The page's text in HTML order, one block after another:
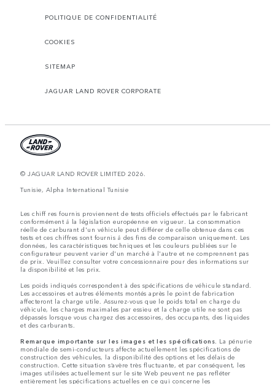
POLITIQUE DE CONFIDENTIALITÉ
COOKIES
SITEMAP
JAGUAR LAND ROVER CORPORATE
© JAGUAR LAND ROVER LIMITED 2026.
Tunisie, Alpha International Tunisie
Les chiff res fournis proviennent de tests officiels effectués par le fabricant
conformément å la législation européenne en vigueur. La consommation
réelle de carburant d'un véhicule peut différer de celle obtenue dans ces
tests et ces chiffres sont fournis å des fins de comparaison uniquement. Les
données, les caractéristiques techniques et les couleurs publiées sur le
configurateur peuvent varier d'un marché à l'autre et ne comprennent pas
de prix. Veuillez consulter votre concessionnaire pour des informations sur
la disponibilité et les prix.
Les poids indiqués correspondent à des spécifications de véhicule standard.
Les accessoires et autres éléments montés après le point de fabrication
affecteront la charge utile. Assurez-vous que le poids total en charge du
véhicule, les charges maximales par essieu et la charge utile ne sont pas
dépassés lorsque vous chargez des accessoires, des occupants, des liquides
et des carburants.
Remarque importante sur les images et les spécifications. La pénurie
mondiale de semi-conducteurs affecte actuellement les spécifications de
construction des véhicules, la disponibilité des options et les délais de
construction. Cette situation s’avère très fluctuante, et par conséquent, les
images utilisées actuellement sur le site Web peuvent ne pas refléter
entièrement les spécifications actuelles en ce qui concerne les